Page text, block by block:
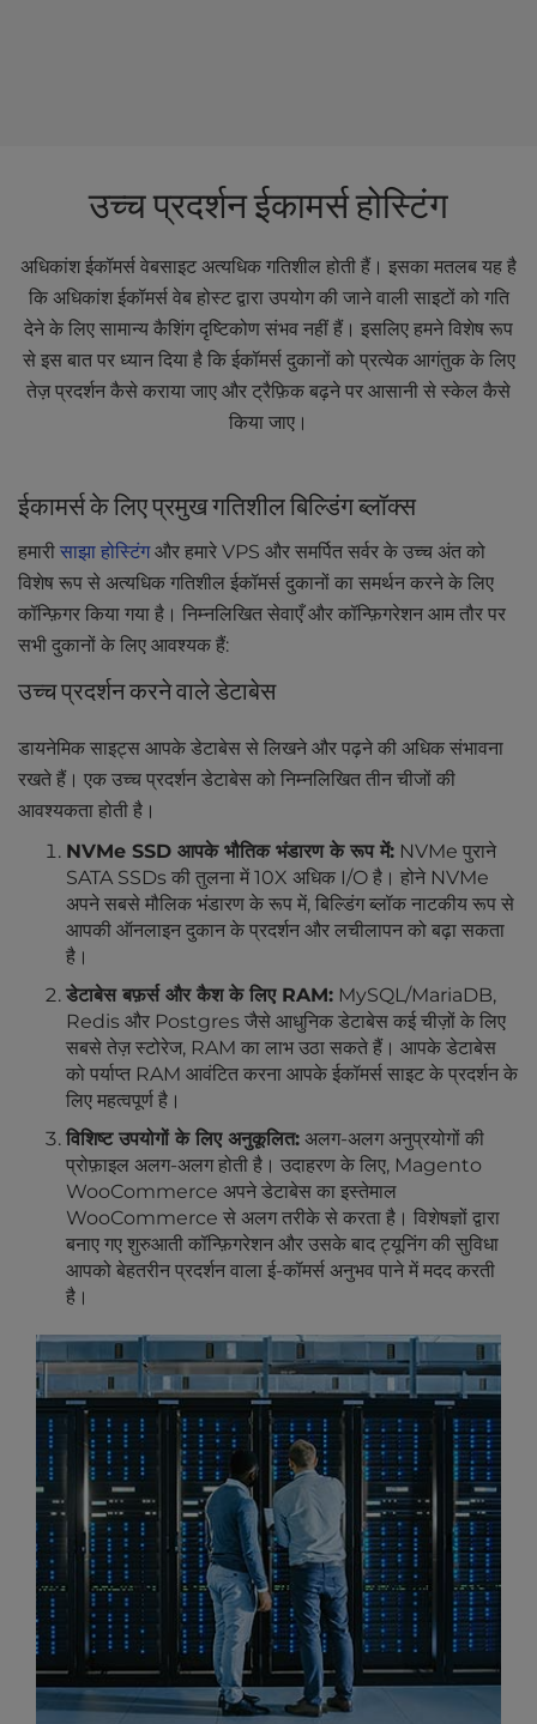
उच्च प्रदर्शन ईकामर्स होस्टिंग
अधिकांश ईकॉमर्स वेबसाइट अत्यधिक गतिशील होती हैं। इसका मतलब यह है
कि अधिकांश ईकॉमर्स वेब होस्ट द्वारा उपयोग की जाने वाली साइटों को गति
देने के लिए सामान्य कैशिंग दृष्टिकोण संभव नहीं हैं। इसलिए हमने विशेष रूप
से इस बात पर ध्यान दिया है कि ईकॉमर्स दुकानों को प्रत्येक आगंतुक के लिए
तेज़ प्रदर्शन कैसे कराया जाए और ट्रैफ़िक बढ़ने पर आसानी से स्केल कैसे
किया जाए।
ईकामर्स के लिए प्रमुख गतिशील बिल्डिंग ब्लॉक्स
हमारी साझा होस्टिंगऔर हमारे VPS और समर्पित सर्वर के उच्च अंत को
विशेष रूप से अत्यधिक गतिशील ईकॉमर्स दुकानों का समर्थन करने के लिए
कॉन्फ़िगर किया गया है। निम्नलिखित सेवाएँ और कॉन्फ़िगरेशन आम तौर पर
सभी दुकानों के लिए आवश्यक हैं:
उच्च प्रदर्शन करने वाले डेटाबेस
डायनेमिक साइट्स आपके डेटाबेस से लिखने और पढ़ने की अधिक संभावना
रखते हैं। एक उच्च प्रदर्शन डेटाबेस को निम्नलिखित तीन चीजों की
आवश्यकता होती है।
NVMe SSD आपके भौतिक भंडारण के रूप में: NVMe पुराने
SATA SSDs की तुलना में 10X अधिक I/O है। होने NVMe
अपने सबसे मौलिक भंडारण के रूप में, बिल्डिंग ब्लॉक नाटकीय रूप से
आपकी ऑनलाइन दुकान के प्रदर्शन और लचीलापन को बढ़ा सकता
है।
डेटाबेस बफ़र्स और कैश के लिए RAM: MySQL/MariaDB,
Redis और Postgres जैसे आधुनिक डेटाबेस कई चीज़ों के लिए
सबसे तेज़ स्टोरेज, RAM का लाभ उठा सकते हैं। आपके डेटाबेस
को पर्याप्त RAM आवंटित करना आपके ईकॉमर्स साइट के प्रदर्शन के
लिए महत्वपूर्ण है।
विशिष्ट उपयोगों के लिए अनुकूलित: अलग-अलग अनुप्रयोगों की
प्रोफ़ाइल अलग-अलग होती है। उदाहरण के लिए, Magento
WooCommerce अपने डेटाबेस का इस्तेमाल
WooCommerce से अलग तरीके से करता है। विशेषज्ञों द्वारा
बनाए गए शुरुआती कॉन्फ़िगरेशन और उसके बाद ट्यूनिंग की सुविधा
आपको बेहतरीन प्रदर्शन वाला ई-कॉमर्स अनुभव पाने में मदद करती
है।